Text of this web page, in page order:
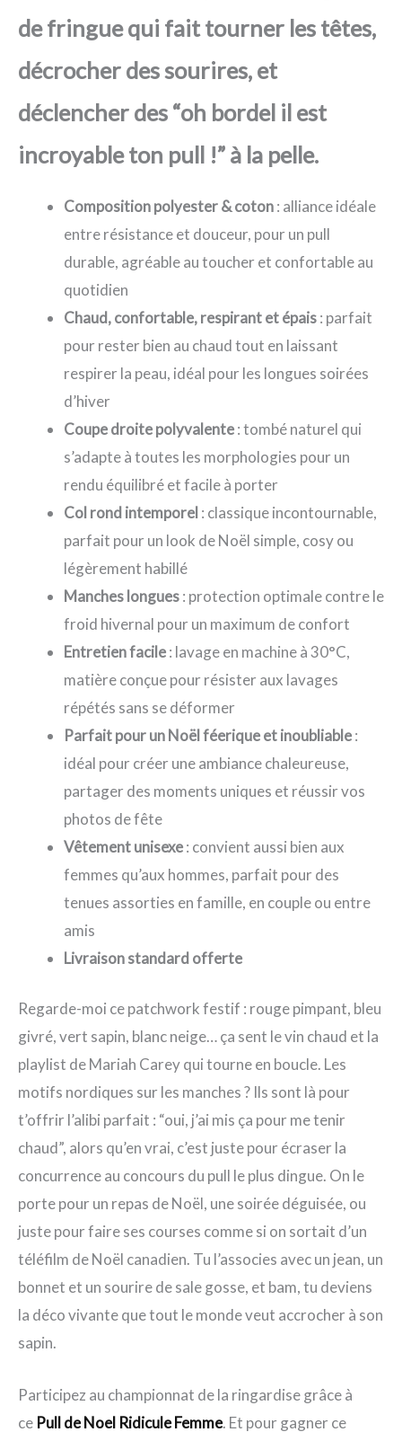
de fringue qui fait tourner les têtes,
décrocher des sourires, et
déclencher des “oh bordel il est
incroyable ton pull !” à la pelle.
Composition polyester & coton: alliance idéale
entre résistance et douceur, pour un pull
durable, agréable au toucher et confortable au
quotidien
Chaud, confortable, respirant et épais: parfait
pour rester bien au chaud tout en laissant
respirer la peau, idéal pour les longues soirées
d’hiver
Coupe droite polyvalente: tombé naturel qui
s’adapte à toutes les morphologies pour un
rendu équilibré et facile à porter
Col rond intemporel: classique incontournable,
parfait pour un look de Noël simple, cosy ou
légèrement habillé
Manches longues: protection optimale contre le
froid hivernal pour un maximum de confort
Entretien facile: lavage en machine à 30°C,
matière conçue pour résister aux lavages
répétés sans se déformer
Parfait pour un Noël féerique et inoubliable:
idéal pour créer une ambiance chaleureuse,
partager des moments uniques et réussir vos
photos de fête
Vêtement unisexe: convient aussi bien aux
femmes qu’aux hommes, parfait pour des
tenues assorties en famille, en couple ou entre
amis
Livraison standard offerte
Regarde-moi ce patchwork festif : rouge pimpant, bleu
givré, vert sapin, blanc neige… ça sent le vin chaud et la
playlist de Mariah Carey qui tourne en boucle. Les
motifs nordiques sur les manches ? Ils sont là pour
t’offrir l’alibi parfait : “oui, j’ai mis ça pour me tenir
chaud”, alors qu’en vrai, c’est juste pour écraser la
concurrence au concours du pull le plus dingue. On le
porte pour un repas de Noël, une soirée déguisée, ou
juste pour faire ses courses comme si on sortait d’un
téléfilm de Noël canadien. Tu l’associes avec un jean, un
bonnet et un sourire de sale gosse, et bam, tu deviens
la déco vivante que tout le monde veut accrocher à son
sapin.
Participez au championnat de la ringardise grâce à
ce Pull de Noel Ridicule Femme. Et pour gagner ce